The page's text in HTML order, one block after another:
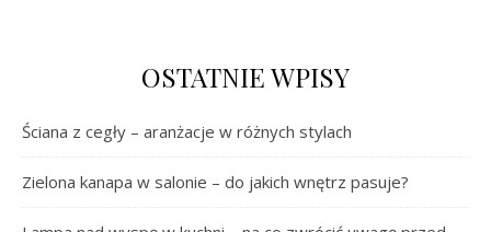
OSTATNIE WPISY
Ściana z cegły – aranżacje w różnych stylach
Zielona kanapa w salonie – do jakich wnętrz pasuje?